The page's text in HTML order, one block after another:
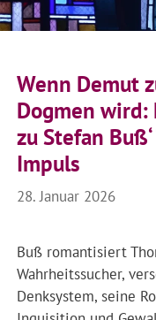
Wenn Demut
Dogmen wird:
zu Stefan
Impuls
28. Januar 2026
Buß romantisiert
Wahrheitssucher,
Denksystem, seine